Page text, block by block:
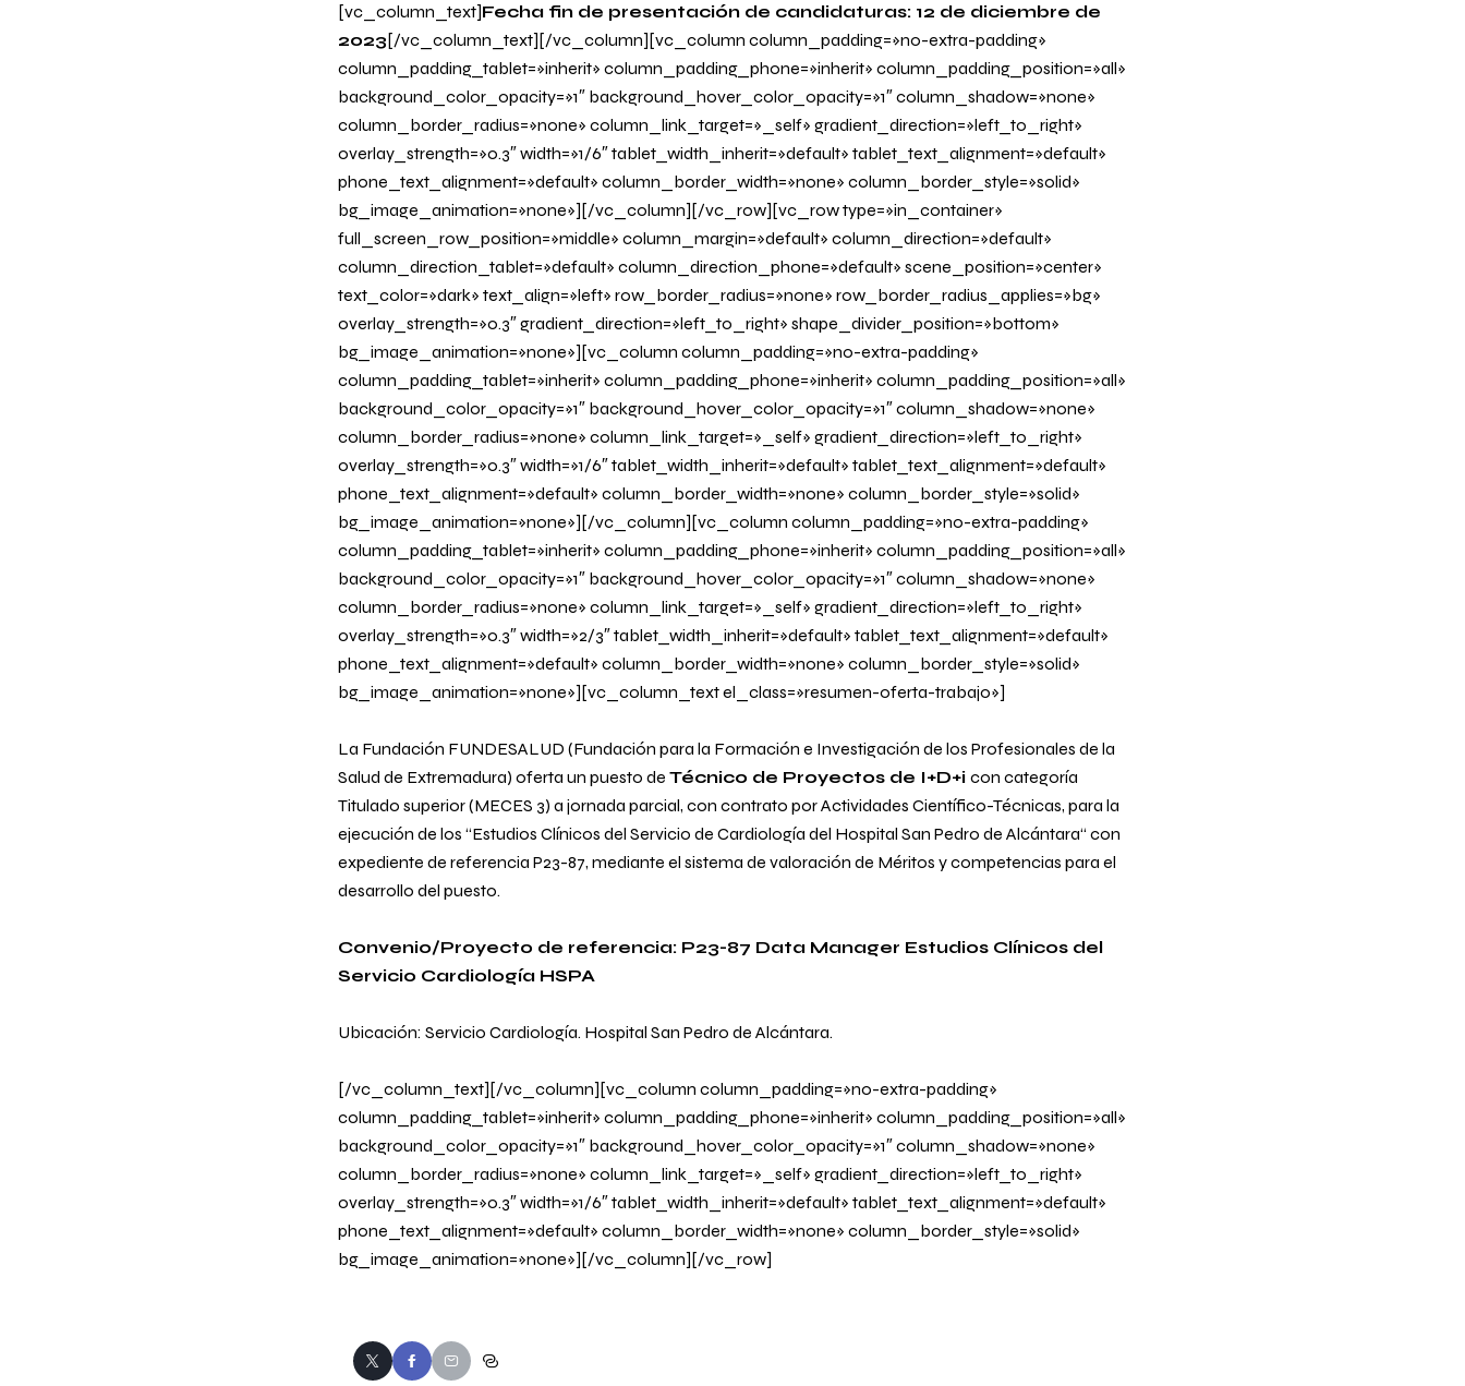
[vc_column_text]Fecha fin de presentación de candidaturas: 12 de diciembre de
2023 [/vc_column_text][/vc_column][vc_column column_padding=»no-extra-padding»
column_padding_tablet=»inherit» column_padding_phone=»inherit» column_padding_position=»all»
background_color_opacity=»1″ background_hover_color_opacity=»1″ column_shadow=»none»
column_border_radius=»none» column_link_target=»_self» gradient_direction=»left_to_right»
overlay_strength=»0.3″ width=»1/6″ tablet_width_inherit=»default» tablet_text_alignment=»default»
phone_text_alignment=»default» column_border_width=»none» column_border_style=»solid»
bg_image_animation=»none»][/vc_column][/vc_row][vc_row type=»in_container»
full_screen_row_position=»middle» column_margin=»default» column_direction=»default»
column_direction_tablet=»default» column_direction_phone=»default» scene_position=»center»
text_color=»dark» text_align=»left» row_border_radius=»none» row_border_radius_applies=»bg»
overlay_strength=»0.3″ gradient_direction=»left_to_right» shape_divider_position=»bottom»
bg_image_animation=»none»][vc_column column_padding=»no-extra-padding»
column_padding_tablet=»inherit» column_padding_phone=»inherit» column_padding_position=»all»
background_color_opacity=»1″ background_hover_color_opacity=»1″ column_shadow=»none»
column_border_radius=»none» column_link_target=»_self» gradient_direction=»left_to_right»
overlay_strength=»0.3″ width=»1/6″ tablet_width_inherit=»default» tablet_text_alignment=»default»
phone_text_alignment=»default» column_border_width=»none» column_border_style=»solid»
bg_image_animation=»none»][/vc_column][vc_column column_padding=»no-extra-padding»
column_padding_tablet=»inherit» column_padding_phone=»inherit» column_padding_position=»all»
background_color_opacity=»1″ background_hover_color_opacity=»1″ column_shadow=»none»
column_border_radius=»none» column_link_target=»_self» gradient_direction=»left_to_right»
overlay_strength=»0.3″ width=»2/3″ tablet_width_inherit=»default» tablet_text_alignment=»default»
phone_text_alignment=»default» column_border_width=»none» column_border_style=»solid»
bg_image_animation=»none»][vc_column_text el_class=»resumen-oferta-trabajo»]
La Fundación FUNDESALUD (Fundación para la Formación e Investigación de los Profesionales de la
Salud de Extremadura) oferta un puesto de Técnico de Proyectos de I+D+i con categoría
Titulado superior (MECES 3) a jornada parcial, con contrato por Actividades Científico-Técnicas, para la
ejecución de los “Estudios Clínicos del Servicio de Cardiología del Hospital San Pedro de Alcántara“ con
expediente de referencia P23-87, mediante el sistema de valoración de Méritos y competencias para el
desarrollo del puesto.
Convenio/Proyecto de referencia: P23-87 Data Manager Estudios Clínicos del
Servicio Cardiología HSPA
Ubicación: Servicio Cardiología. Hospital San Pedro de Alcántara.
[/vc_column_text][/vc_column][vc_column column_padding=»no-extra-padding»
column_padding_tablet=»inherit» column_padding_phone=»inherit» column_padding_position=»all»
background_color_opacity=»1″ background_hover_color_opacity=»1″ column_shadow=»none»
column_border_radius=»none» column_link_target=»_self» gradient_direction=»left_to_right»
overlay_strength=»0.3″ width=»1/6″ tablet_width_inherit=»default» tablet_text_alignment=»default»
phone_text_alignment=»default» column_border_width=»none» column_border_style=»solid»
bg_image_animation=»none»][/vc_column][/vc_row]